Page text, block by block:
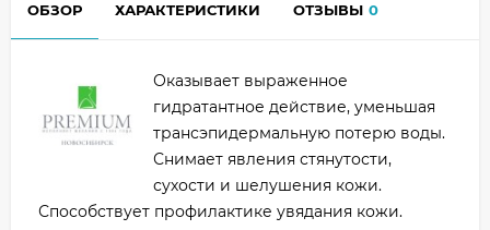
ОБЗОР ХАРАКТЕРИСТИКИ ОТЗЫВЫ 0
Оказывает выраженное
гидратантное действие, уменьшая
трансэпидермальную потерю воды.
Снимает явления стянутости,
сухости и шелушения кожи.
Способствует профилактике увядания кожи.